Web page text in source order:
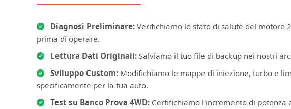
Diagnosi Preliminare: Verifichiamo lo stato di salute del motore
prima di operare.
Lettura Dati Originali: Salviamo il tuo file di backup nei nostri
Sviluppo Custom: Modifichiamo le mappe di iniezione, turbo e
specificamente per la tua auto.
Test su Banco Prova 4WD: Certifichiamo l'incremento di potenza